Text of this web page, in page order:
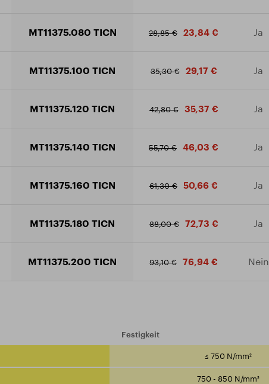
MT11375.080 TICN 28,85 € 23,84 € Ja
MT11375.100 TICN 35,30 € 29,17 € Ja
MT11375.120 TICN 42,80 € 35,37 € Ja
MT11375.140 TICN 55,70 € 46,03 € Ja
MT11375.160 TICN 61,30 € 50,66 € Ja
MT11375.180 TICN 88,00 € 72,73 € Ja
MT11375.200 TICN 93,10 € 76,94 € Nein
Festigkeit
≤ 750 N/mm²
750 - 850 N/mm²